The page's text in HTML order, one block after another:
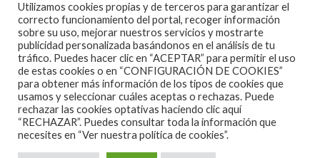
2007 COPYRIGHT -CODETIPITHEME
Utilizamos cookies propias y de terceros para garantizar el
correcto funcionamiento del portal, recoger información
sobre su uso, mejorar nuestros servicios y mostrarte
publicidad personalizada basándonos en el análisis de tu
tráfico. Puedes hacer clic en “ACEPTAR” para permitir el uso
de estas cookies o en “CONFIGURACIÓN DE COOKIES”
para obtener más información de los tipos de cookies que
usamos y seleccionar cuáles aceptas o rechazas. Puede
rechazar las cookies optativas haciendo clic aquí
“RECHAZAR”. Puedes consultar toda la información que
necesites en “Ver nuestra política de cookies”.